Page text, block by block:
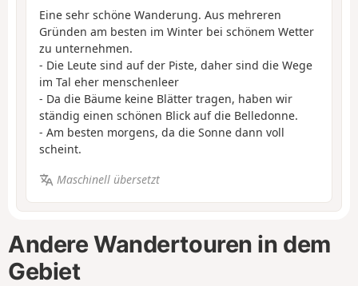
Eine sehr schöne Wanderung. Aus mehreren
Gründen am besten im Winter bei schönem Wetter
zu unternehmen.
- Die Leute sind auf der Piste, daher sind die Wege
im Tal eher menschenleer
- Da die Bäume keine Blätter tragen, haben wir
ständig einen schönen Blick auf die Belledonne.
- Am besten morgens, da die Sonne dann voll
scheint.
Maschinell übersetzt
Andere Wandertouren in dem
Gebiet